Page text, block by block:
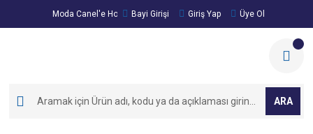
Moda Canel'e Hoşgeldiniz!
Bayi Girişi Giriş Yap Üye Ol
ARA